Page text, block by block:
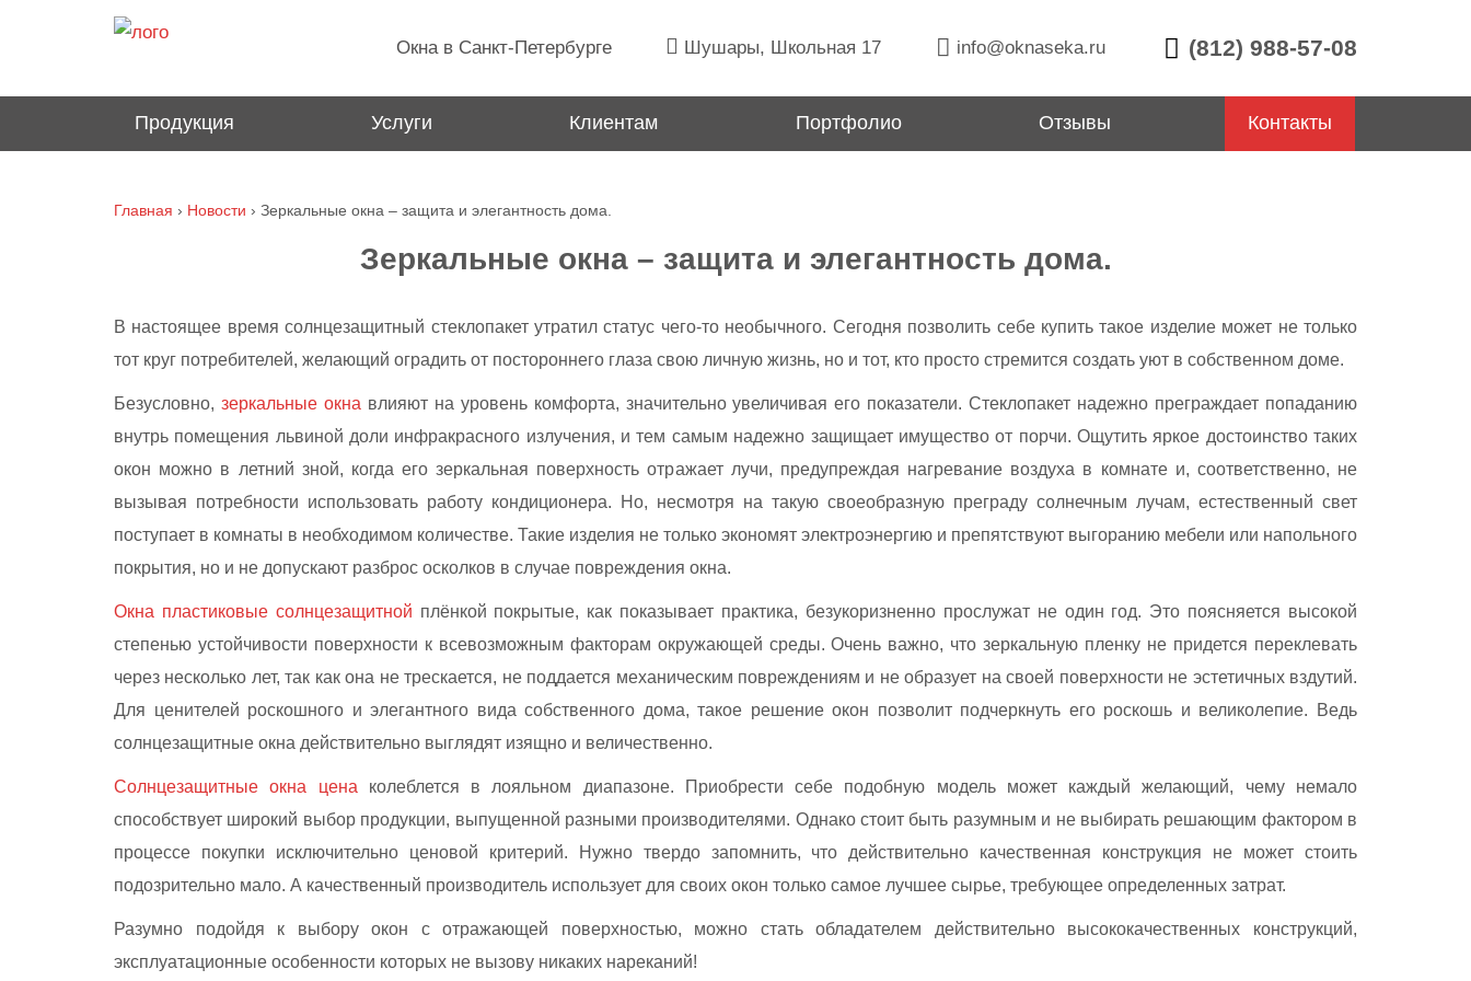
Окна в Санкт-Петербурге Шушары, Школьная 17 info@oknaseka.ru (812) 988-57-08
Продукция Услуги Клиентам Портфолио Отзывы Контакты
Главная › Новости › Зеркальные окна – защита и элегантность дома.
Зеркальные окна – защита и элегантность дома.
В настоящее время солнцезащитный стеклопакет утратил статус чего-то необычного. Сегодня позволить себе купить такое изделие может не только
тот круг потребителей, желающий оградить от постороннего глаза свою личную жизнь, но и тот, кто просто стремится создать уют в собственном доме.
Безусловно, зеркальные окна влияют на уровень комфорта, значительно увеличивая его показатели. Стеклопакет надежно преграждает попаданию
внутрь помещения львиной доли инфракрасного излучения, и тем самым надежно защищает имущество от порчи. Ощутить яркое достоинство таких
окон можно в летний зной, когда его зеркальная поверхность отражает лучи, предупреждая нагревание воздуха в комнате и, соответственно, не
вызывая потребности использовать работу кондиционера. Но, несмотря на такую своеобразную преграду солнечным лучам, естественный свет
поступает в комнаты в необходимом количестве. Такие изделия не только экономят электроэнергию и препятствуют выгоранию мебели или напольного
покрытия, но и не допускают разброс осколков в случае повреждения окна.
Окна пластиковые солнцезащитной плёнкой покрытые, как показывает практика, безукоризненно прослужат не один год. Это поясняется высокой
степенью устойчивости поверхности к всевозможным факторам окружающей среды. Очень важно, что зеркальную пленку не придется переклевать
через несколько лет, так как она не трескается, не поддается механическим повреждениям и не образует на своей поверхности не эстетичных вздутий.
Для ценителей роскошного и элегантного вида собственного дома, такое решение окон позволит подчеркнуть его роскошь и великолепие. Ведь
солнцезащитные окна действительно выглядят изящно и величественно.
Солнцезащитные окна цена колеблется в лояльном диапазоне. Приобрести себе подобную модель может каждый желающий, чему немало
способствует широкий выбор продукции, выпущенной разными производителями. Однако стоит быть разумным и не выбирать решающим фактором в
процессе покупки исключительно ценовой критерий. Нужно твердо запомнить, что действительно качественная конструкция не может стоить
подозрительно мало. А качественный производитель использует для своих окон только самое лучшее сырье, требующее определенных затрат.
Разумно подойдя к выбору окон с отражающей поверхностью, можно стать обладателем действительно высококачественных конструкций,
эксплуатационные особенности которых не вызову никаких нареканий!